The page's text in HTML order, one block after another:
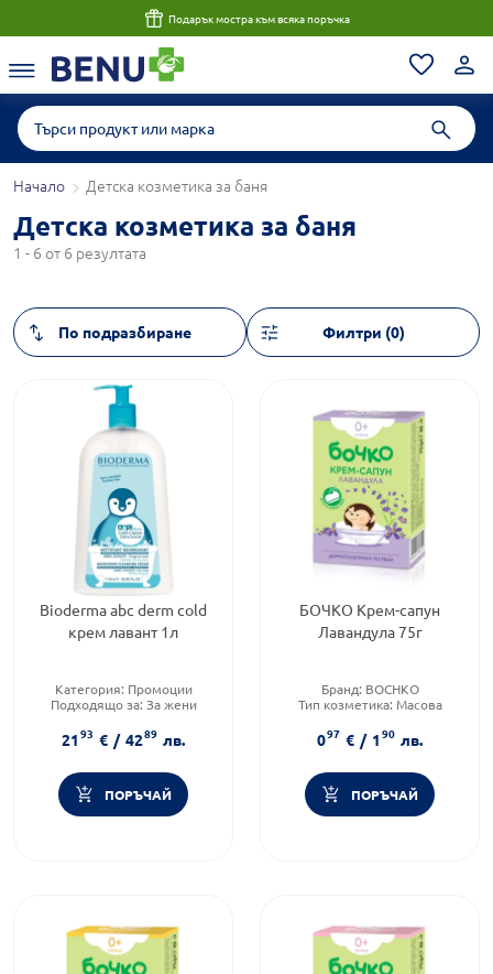
Подарък мостра към всяка поръчка
Начало Детска козметика за баня
Детска козметика за баня
1 - 6 от 6 резултата
Филтри (0)
Bioderma abc derm cold
крем лавант 1л
Категория: Промоции
Подходящо за: За жени
Дермокозметика
2193 € / 4289 лв.
ПОРЪЧАЙ
БОЧКО Крем-сапун
Лавандула 75г
Бранд: BOCHKO
Тип козметика: Масова
Форма на продукта:сапун
097 € / 190 лв.
ПОРЪЧАЙ